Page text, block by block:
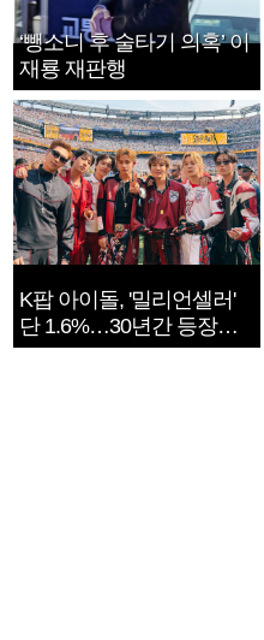
‘뺑소니 후 술타기 의혹’ 이
재룡 재판행
K팝 아이돌, '밀리언셀러'
단 1.6%…30년간 등장
1182개팀 전수조사